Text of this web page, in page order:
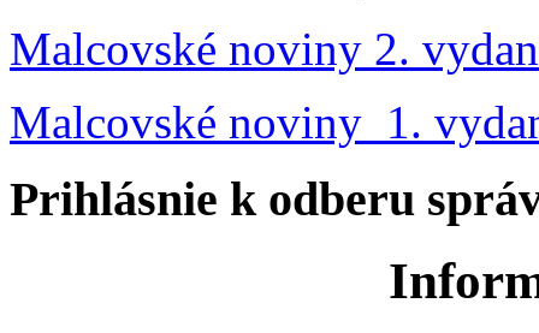
Malcovské noviny 2.
Malcovské noviny 1.
Prihlásnie k odberu